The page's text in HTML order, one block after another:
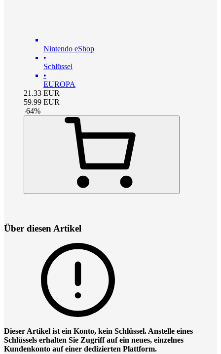
Nintendo eShop
•
Schlüssel
•
EUROPA
21.33 EUR
59.99 EUR
-64%
Über diesen Artikel
Dieser Artikel ist ein Konto, kein Schlüssel. Anstelle eines
Schlüssels erhalten Sie Zugriff auf ein neues, einzelnes
Kundenkonto auf einer dedizierten Plattform.